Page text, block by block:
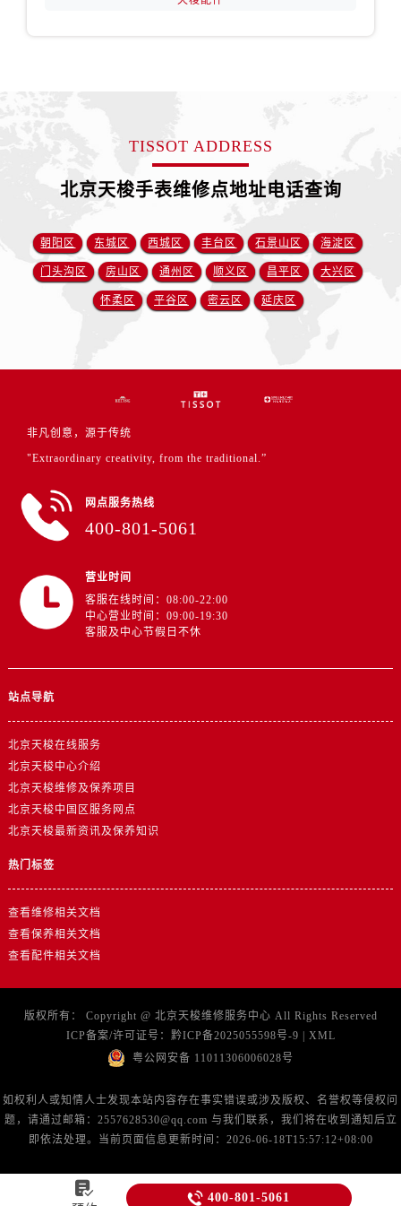
TISSOT ADDRESS
北京天梭手表维修点地址电话查询
朝阳区 东城区 西城区 丰台区 石景山区 海淀区
门头沟区 房山区 通州区 顺义区 昌平区 大兴区
怀柔区 平谷区 密云区 延庆区
非凡创意，源于传统
"Extraordinary creativity, from the traditional.”
网点服务热线
400-801-5061
营业时间
客服在线时间：08:00-22:00
中心营业时间：09:00-19:30
客服及中心节假日不休
站点导航
北京天梭在线服务
北京天梭中心介绍
北京天梭维修及保养项目
北京天梭中国区服务网点
北京天梭最新资讯及保养知识
热门标签
查看维修相关文档
查看保养相关文档
查看配件相关文档
版权所有： Copyright @ 北京天梭维修服务中心 All Rights Reserved
ICP备案/许可证号： 黔ICP备2025055598号-9
XML
粤公网安备 11011306006028号
如权利人或知情人士发现本站内容存在事实错误或涉及版权、名誉权等侵权问
题，请通过邮箱：2557628530@qq.com 与我们联系，我们将在收到通知后立
即依法处理。当前页面信息更新时间：2026-06-18T15:57:12+08:00
  400-801-5061